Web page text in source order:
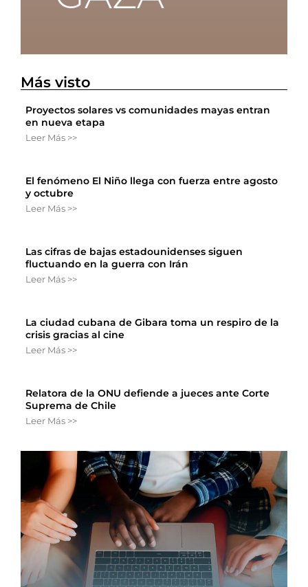
Más visto
Proyectos solares vs comunidades mayas entran
en nueva etapa
Leer Más >>
El fenómeno El Niño llega con fuerza entre agosto
y octubre
Leer Más >>
Las cifras de bajas estadounidenses siguen
fluctuando en la guerra con Irán
Leer Más >>
La ciudad cubana de Gibara toma un respiro de la
crisis gracias al cine
Leer Más >>
Relatora de la ONU defiende a jueces ante Corte
Suprema de Chile
Leer Más >>